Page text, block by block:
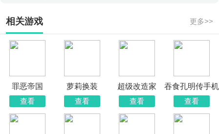
相关游戏 更多>>
罪恶帝国
查看
萝莉换装
查看
超级改造家
查看
吞食孔明传手机
版
查看